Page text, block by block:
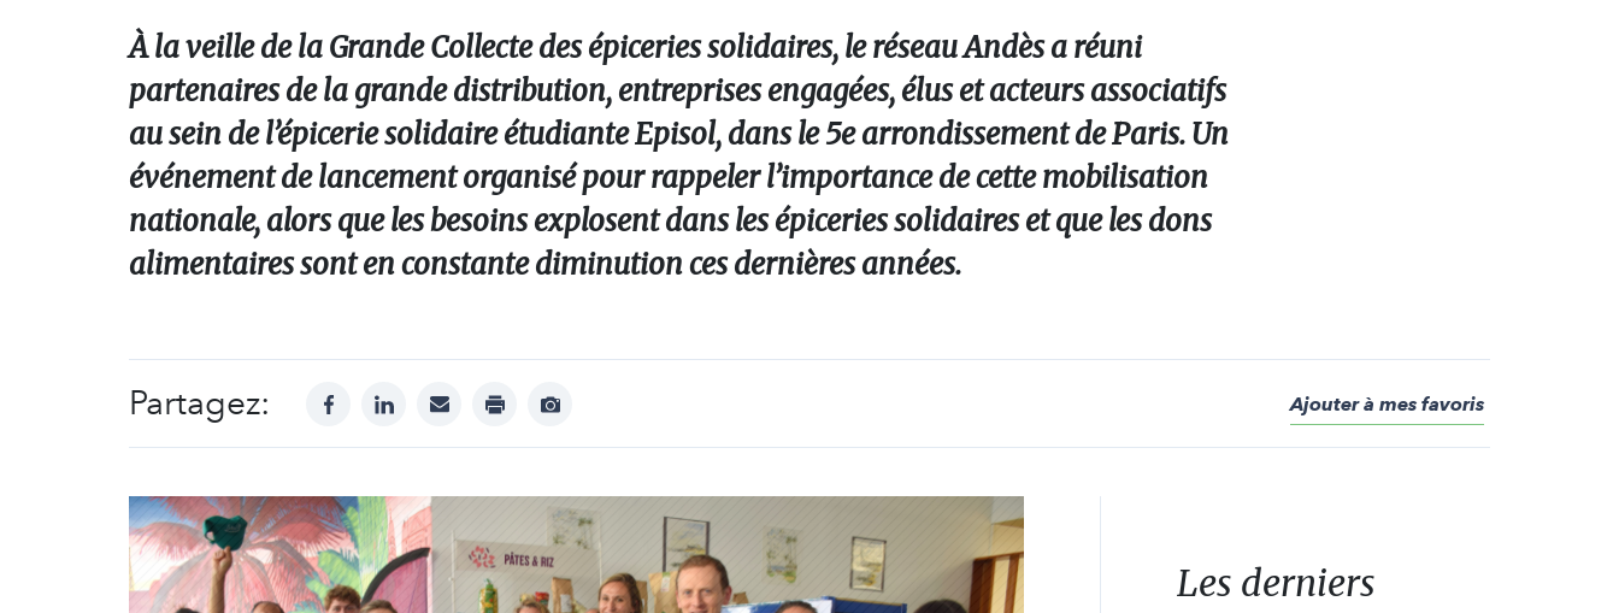
À la veille de la Grande Collecte des épiceries solidaires, le réseau Andès a réuni
partenaires de la grande distribution, entreprises engagées, élus et acteurs associatifs
au sein de l’épicerie solidaire étudiante Episol, dans le 5e arrondissement de Paris. Un
événement de lancement organisé pour rappeler l’importance de cette mobilisation
nationale, alors que les besoins explosent dans les épiceries solidaires et que les dons
alimentaires sont en constante diminution ces dernières années.
Partagez: facebooklinkedinmail print
Afficher
Ajouter à mes favoris
Les derniers